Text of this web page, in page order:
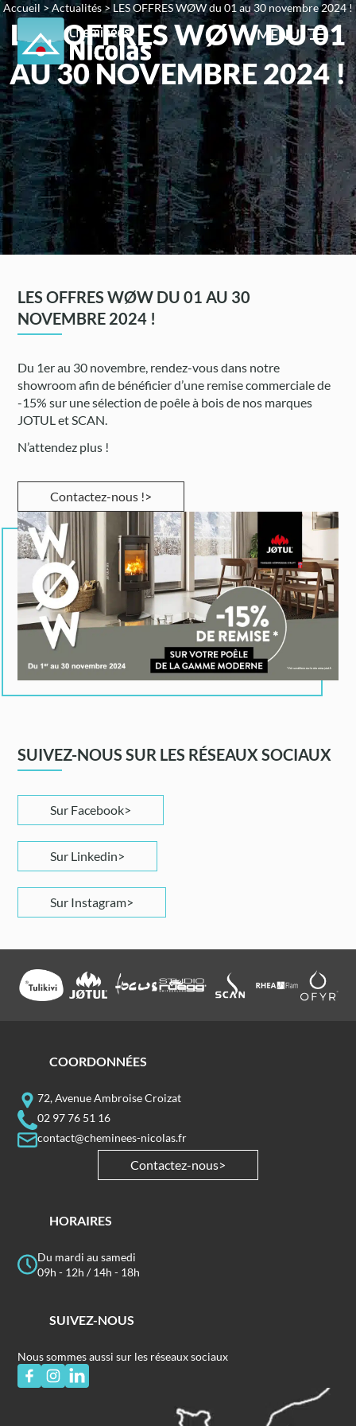
MENU
Accueil >Actualités > LES OFFRES WØW du 01 au 30 novembre 2024 !
LES OFFRES WØW DU 01
AU 30 NOVEMBRE 2024 !
LES OFFRES WØW DU 01 AU 30
NOVEMBRE 2024 !
Du 1er au 30 novembre, rendez-vous dans notre
showroom afin de bénéficier d’une remise commerciale de
-15% sur une sélection de poêle à bois de nos marques
JOTUL et SCAN.
N’attendez plus !
Contactez-nous !
SUIVEZ-NOUS SUR LES RÉSEAUX SOCIAUX
Sur Facebook
Sur Linkedin
Sur Instagram
COORDONNÉES
72, Avenue Ambroise Croizat
02 97 76 51 16
contact@cheminees-nicolas.fr
Contactez-nous
HORAIRES
Du mardi au samedi
09h - 12h / 14h - 18h
SUIVEZ-NOUS
Nous sommes aussi sur les réseaux sociaux